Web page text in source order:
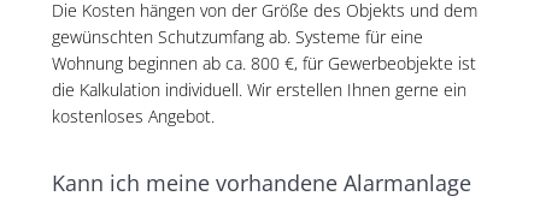
Die Kosten hängen von der Größe des Objekts und dem
gewünschten Schutzumfang ab. Systeme für eine
Wohnung beginnen ab ca. 800 €, für Gewerbeobjekte ist
die Kalkulation individuell. Wir erstellen Ihnen gerne ein
kostenloses Angebot.
Kann ich meine vorhandene Alarmanlage